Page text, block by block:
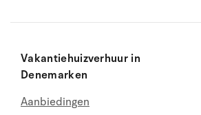
Vakantiehuizverhuur in
Denemarken
Aanbiedingen